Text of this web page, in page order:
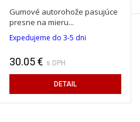
Gumové autorohože pasujúce
presne na mieru...
Expedujeme do 3-5 dni
30.05 € s DPH
DETAIL